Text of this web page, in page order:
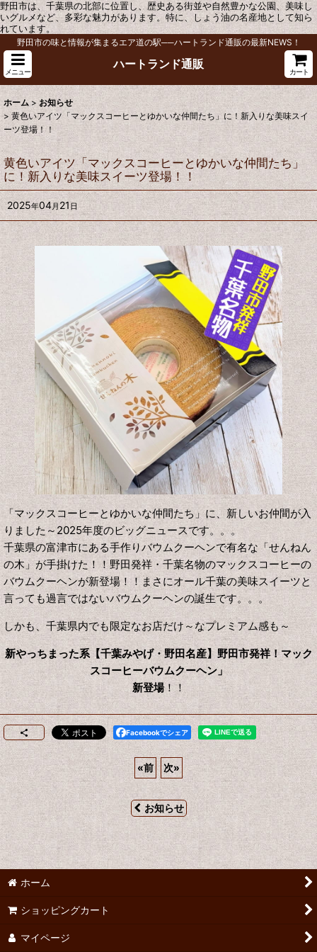
野田市は、千葉県の北部に位置し、歴史ある街並や自然豊かな公園、美味し
いグルメなど、多彩な魅力があります。特に、しょう油の名産地として知ら
れています。
野田市の味と情報が集まるエア道の駅──ハートランド通販の最新NEWS！
メニュー
ハートランド通販
カート
ホーム > お知らせ
> 黄色いアイツ「マックスコーヒーとゆかいな仲間たち」に！新入りな美味スイ
ーツ登場！！
黄色いアイツ「マックスコーヒーとゆかいな仲間たち」
に！新入りな美味スイーツ登場！！
2025年04月 21 日
「マックスコーヒーとゆかいな仲間たち」に、新しいお仲間が入
りました～2025年度のビッグニュースです。。。
千葉県の富津市にある手作りバウムクーヘンで有名な「せんねん
の木」が手掛けた！！野田発祥・千葉名物のマックスコーヒーの
バウムクーヘンが新登場！！まさにオール千葉の美味スイーツと
言っても過言ではないバウムクーヘンの誕生です。。。
しかも、千葉県内でも限定なお店だけ～なプレミアム感も～
新やっちまった系【千葉みやげ・野田名産】野田市発祥！マック
スコーヒーバウムクーヘン」
新登場！！
Facebookでシェア
«前 次»
お知らせ
ホーム
ショッピングカート
マイページ